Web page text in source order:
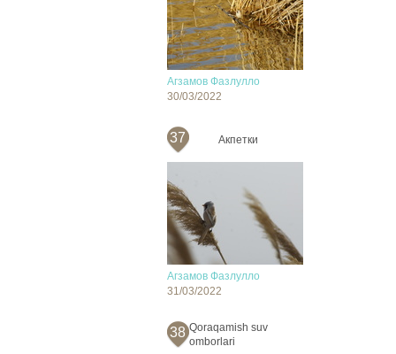
Агзамов Фазлулло
30/03/2022
37 Акпетки
Агзамов Фазлулло
31/03/2022
38 Qoraqamish suv
omborlari